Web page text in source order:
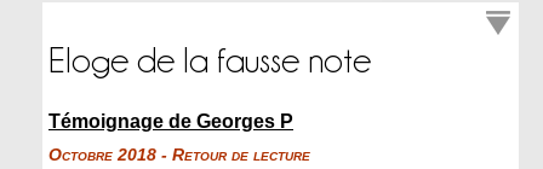
Eloge de la fausse note
Témoignage de Georges P
Octobre 2018 - Retour de lecture